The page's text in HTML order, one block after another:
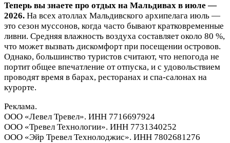
Теперь вы знаете про отдых на Мальдивах в июле —
2026. На всех атоллах Мальдивского архипелага июль —
это сезон муссонов, когда часто бывают кратковременные
ливни. Средняя влажность воздуха составляет около 80 %,
что может вызвать дискомфорт при посещении островов.
Однако, большинство туристов считают, что непогода не
портит общее впечатление от отпуска, и с удовольствием
проводят время в барах, ресторанах и спа-салонах на
курорте.
Реклама.
ООО «Левел Тревел». ИНН 7716697924
ООО «Тревел Технологии». ИНН 7731340252
ООО «Эйр Тревел Технолоджис». ИНН 7802681276